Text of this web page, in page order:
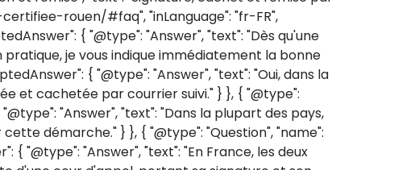
rouen/#faq", "inLanguage": "fr-FR",
{ "@type": "Answer", "text": "Dès qu'une
je vous indique immédiatement la bonne
{ "@type": "Answer", "text": "Oui, dans la
et cachetée par courrier suivi." } }, { "@type":
"Answer", "text": "Dans la plupart des pays,
démarche." } }, { "@type": "Question", "name":
"@type": "Answer", "text": "En France, les deux